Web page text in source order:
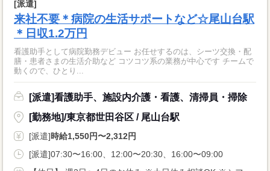
[派遣]
来社不要＊病院の生活サポートなど☆尾山台駅
＊日収1.2万円
看護助手として病院勤務デビュー お任せするのは、シーツ交換・配
膳・患者さまの生活介助など コツコツ系の業務が中心です チームで
動くので、ひとり...
[派遣]看護助手、施設内介護・看護、清掃員・掃除
[勤務地]/東京都世田谷区 / 尾山台駅
[派遣]時給1,550円〜2,312円
[派遣]07:30〜16:00、12:00〜20:30、16:00〜09:00